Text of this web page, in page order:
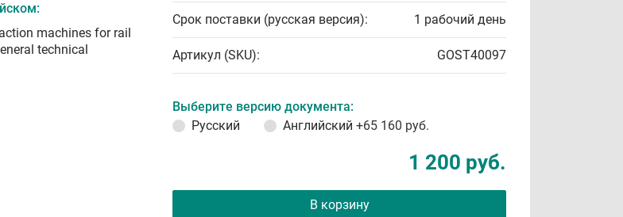
machines for rail
technical
Срок поставки (русская версия): 1 рабочий день
Артикул (SKU): GOST40097
Выберите версию документа:
Русский
Английский +65 160 руб.
1 200 руб.
В корзину